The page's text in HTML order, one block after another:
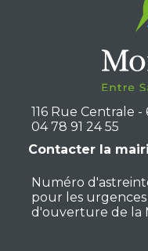
116 Rue Centrale
04 78 91 24 55
Contacter la
Numéro
pour les
d'ouverture de la